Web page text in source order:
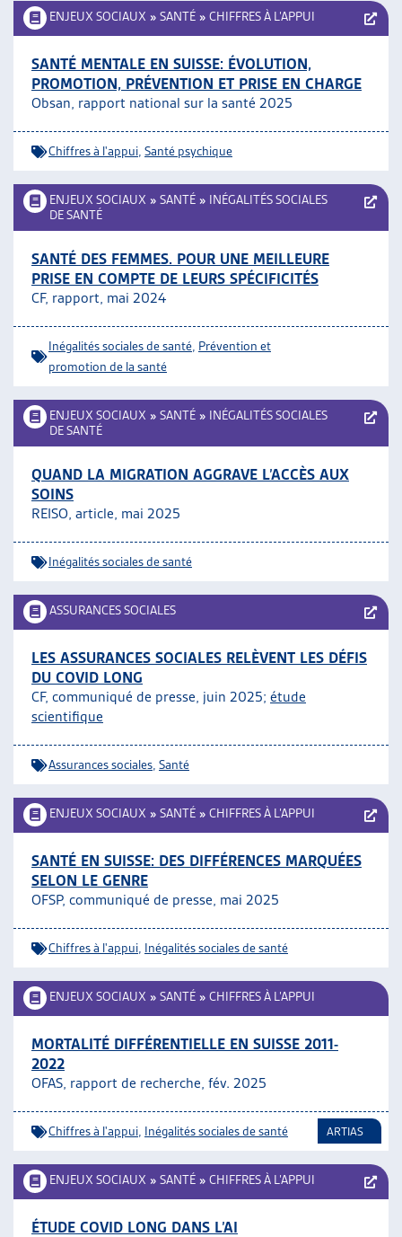
ENJEUX SOCIAUX » SANTÉ » CHIFFRES À L’APPUI
SANTÉ MENTALE EN SUISSE: ÉVOLUTION,
PROMOTION, PRÉVENTION ET PRISE EN CHARGE
Obsan, rapport national sur la santé 2025
Chiffres à l'appui Santé psychique
ENJEUX SOCIAUX » SANTÉ » INÉGALITÉS SOCIALES
DE SANTÉ
SANTÉ DES FEMMES. POUR UNE MEILLEURE
PRISE EN COMPTE DE LEURS SPÉCIFICITÉS
CF, rapport, mai 2024
Inégalités sociales de santé Prévention et
promotion de la santé
ENJEUX SOCIAUX » SANTÉ » INÉGALITÉS SOCIALES
DE SANTÉ
QUAND LA MIGRATION AGGRAVE L’ACCÈS AUX
SOINS
REISO, article, mai 2025
Inégalités sociales de santé
ASSURANCES SOCIALES
LES ASSURANCES SOCIALES RELÈVENT LES DÉFIS
DU COVID LONG
CF, communiqué de presse, juin 2025; étude
scientifique
Assurances sociales Santé
ENJEUX SOCIAUX » SANTÉ » CHIFFRES À L’APPUI
SANTÉ EN SUISSE: DES DIFFÉRENCES MARQUÉES
SELON LE GENRE
OFSP, communiqué de presse, mai 2025
Chiffres à l'appui Inégalités sociales de santé
ENJEUX SOCIAUX » SANTÉ » CHIFFRES À L’APPUI
MORTALITÉ DIFFÉRENTIELLE EN SUISSE 2011-
2022
OFAS, rapport de recherche, fév. 2025
Chiffres à l'appui Inégalités sociales de santé ARTIAS
ENJEUX SOCIAUX » SANTÉ » CHIFFRES À L’APPUI
ÉTUDE COVID LONG DANS L’AI